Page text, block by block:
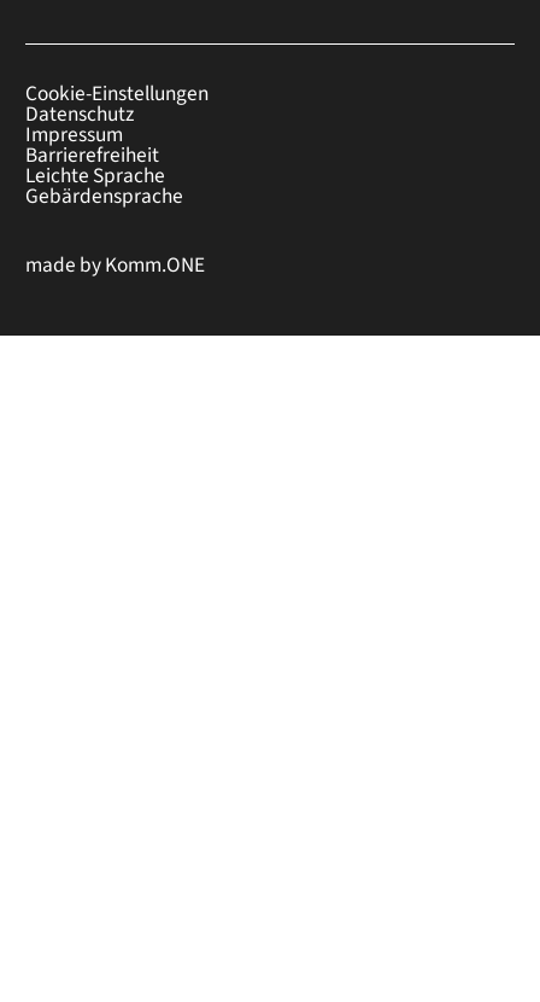
Cookie-Einstellungen
Datenschutz
Impressum
Barrierefreiheit
Leichte Sprache
Gebärdensprache
made byKomm.ONE